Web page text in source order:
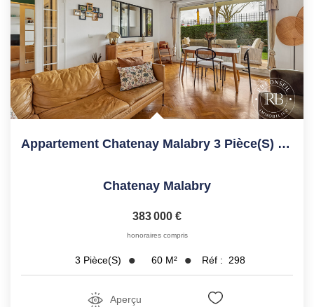
Appartement Chatenay Malabry 3 Pièce(s) 60.10 M2
Chatenay Malabry
383 000 €
honoraires compris
3 Pièce(s) 60 M² Réf : 298
Aperçu